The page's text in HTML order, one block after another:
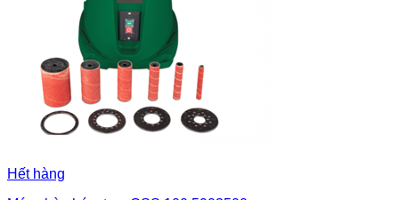
Hết hàng